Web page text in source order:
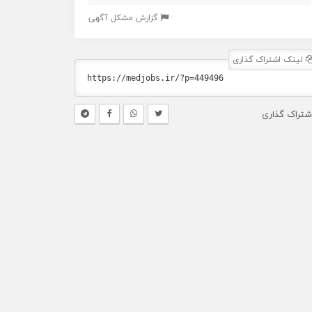
گزارش مشکل آگهی
لینک اشتراک گذاری
گذاری